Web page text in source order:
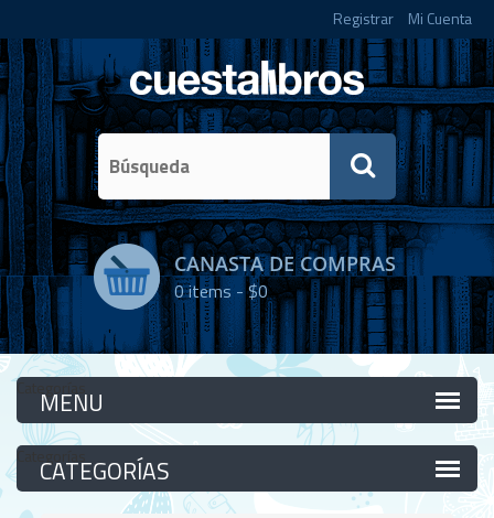
Registrar Mi Cuenta
CANASTA DE COMPRAS
0items -$0
Categorías
Categorías